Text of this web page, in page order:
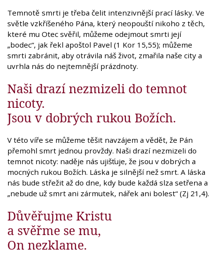
Temnotě smrti je třeba čelit intenzivnější prací lásky. Ve
světle vzkříšeného Pána, který neopouští nikoho z těch,
které mu Otec svěřil, můžeme odejmout smrti její
„bodec“, jak řekl apoštol Pavel (1 Kor 15,55); můžeme
smrti zabránit, aby otrávila náš život, zmařila naše city a
uvrhla nás do nejtemnější prázdnoty.
Naši drazí nezmizeli do temnot
nicoty.
Jsou v dobrých rukou Božích.
V této víře se můžeme těšit navzájem a vědět, že Pán
přemohl smrt jednou provždy. Naši drazí nezmizeli do
temnot nicoty: naděje nás ujišťuje, že jsou v dobrých a
mocných rukou Božích. Láska je silnější než smrt. A láska
nás bude střežit až do dne, kdy bude každá slza setřena a
„nebude už smrt ani zármutek, nářek ani bolest“ (Zj 21,4).
Důvěřujme Kristu
a svěřme se mu,
On nezklame.